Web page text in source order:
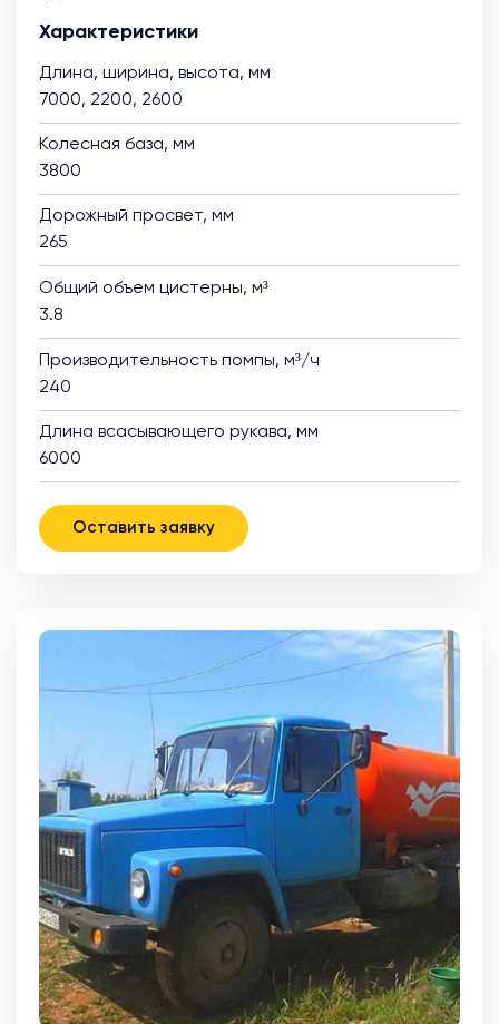
Характеристики
Длина, ширина, высота, мм
7000, 2200, 2600
Колесная база, мм
3800
Дорожный просвет, мм
265
Общий объем цистерны, м³
3.8
Производительность помпы, м³/ч
240
Длина всасывающего рукава, мм
6000
Оставить заявку